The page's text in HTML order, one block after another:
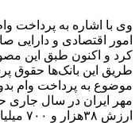
وی با اشاره به پرداخت
امور اقتصادی و دارایی
کرد و اکنون طبق این
طریق این بانک‌ها حقوق
موضوع به پرداخت وام
ارزش ۳۸هزار و ۷۰۰ میلیارد ریال پرداخت کرده است.